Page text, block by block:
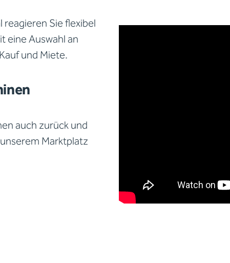
Sie flexibel
eine Auswahl an
und Miete.
auch zurück und
Marktplatz